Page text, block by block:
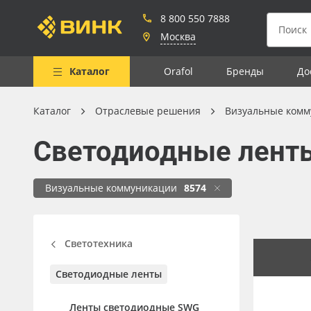
8 800 550 7888
Москва
Каталог Orafol Бренды
Весь каталог
Рулонные материалы
Листовые материалы
Клей, скотчи и крепёж
Мобильные конструкции и
Каталог Отраслевые решения Визуальные
Светодиодные
Визуальные коммуникации 8574
Светотехника
Светодиодные ленты
Ленты светодиодные SWG